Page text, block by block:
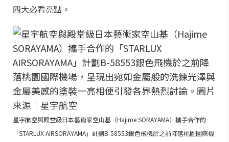
四大必看亮點。
星宇航空與殿堂級日本藝術家空山基（Hajime SORAYAMA）攜手合作的
「STARLUX AIRSORAYAMA」計劃B-58553銀色飛機於之前降落桃園國際機